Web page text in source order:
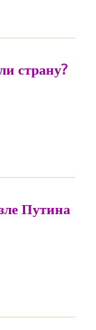
страну?
Путина